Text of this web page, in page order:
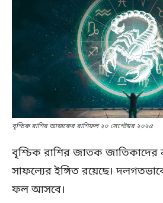
বৃশ্চিক রাশির আজকের রাশিফল ২০ সেপ্টেম্বর ২০২৫
বৃশ্চিক রাশির জাতক জাতিকাদের
সাফল্যের ইঙ্গিত রয়েছে।
ফল আসবে।